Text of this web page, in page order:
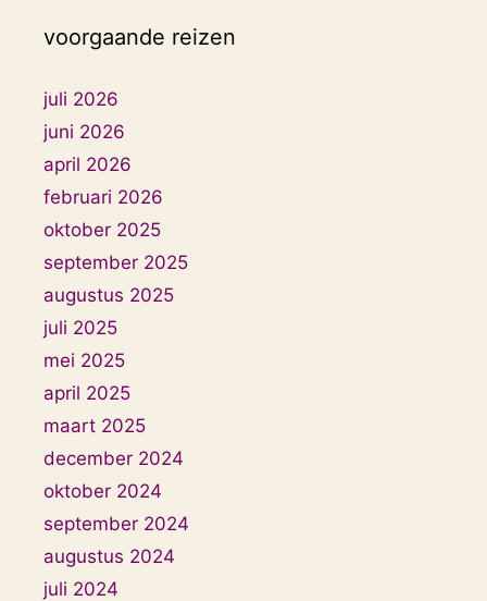
voorgaande reizen
juli 2026
juni 2026
april 2026
februari 2026
oktober 2025
september 2025
augustus 2025
juli 2025
mei 2025
april 2025
maart 2025
december 2024
oktober 2024
september 2024
augustus 2024
juli 2024